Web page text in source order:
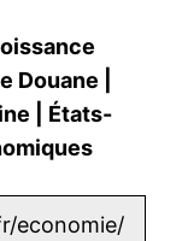
Douane
États-
economie/